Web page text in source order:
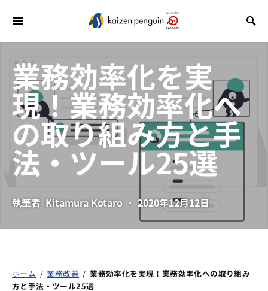
業務効率化を実
現！業務効率化へ
の取り組み方と手
法・ツール25選
執筆者 Kitamura Kotaro 2020年12月12日
ホーム / 業務改善 / 業務効率化を実現！業務効率化への取り組み
方と手法・ツール25選